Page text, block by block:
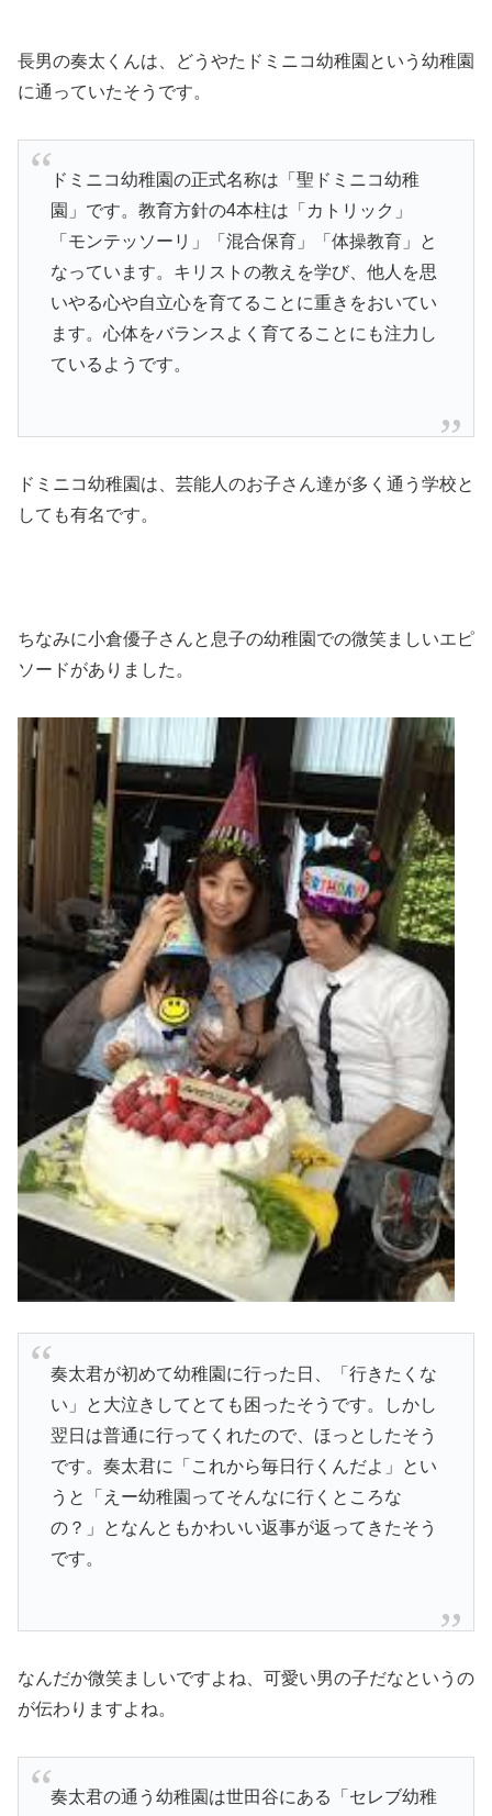
長男の奏太くんは、どうやたドミニコ幼稚園という幼稚園
に通っていたそうです。
ドミニコ幼稚園の正式名称は「聖ドミニコ幼稚
園」です。教育方針の4本柱は「カトリック」
「モンテッソーリ」「混合保育」「体操教育」と
なっています。キリストの教えを学び、他人を思
いやる心や自立心を育てることに重きをおいてい
ます。心体をバランスよく育てることにも注力し
ているようです。
ドミニコ幼稚園は、芸能人のお子さん達が多く通う学校と
しても有名です。
ちなみに小倉優子さんと息子の幼稚園での微笑ましいエピ
ソードがありました。
奏太君が初めて幼稚園に行った日、「行きたくな
い」と大泣きしてとても困ったそうです。しかし
翌日は普通に行ってくれたので、ほっとしたそう
です。奏太君に「これから毎日行くんだよ」とい
うと「えー幼稚園ってそんなに行くところな
の？」となんともかわいい返事が返ってきたそう
です。
なんだか微笑ましいですよね、可愛い男の子だなというの
が伝わりますよね。
奏太君の通う幼稚園は世田谷にある「セレブ幼稚